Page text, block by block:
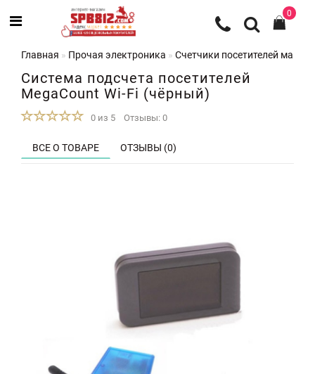
0
Главная Прочая электроника Счетчики посетителей
Система подсчета посетителей
MegaCount Wi-Fi (чёрный)
0 из 5 Отзывы: 0
ВСЕ О ТОВАРЕ ОТЗЫВЫ (0)